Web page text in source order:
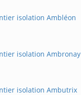
isolation Ambléon
isolation Ambronay
isolation Ambutrix